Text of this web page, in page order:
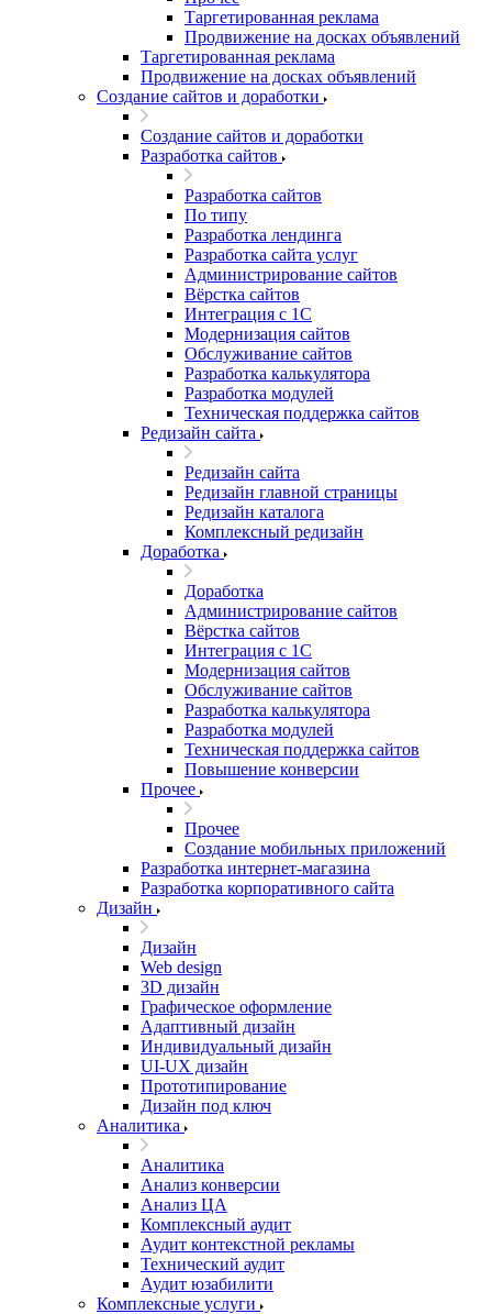
Таргетированная реклама
Продвижение на досках объявлений
Таргетированная реклама
Продвижение на досках объявлений
Создание сайтов и доработки
Создание сайтов и доработки
Разработка сайтов
Разработка сайтов
По типу
Разработка лендинга
Разработка сайта услуг
Администрирование сайтов
Вёрстка сайтов
Интеграция с 1С
Модернизация сайтов
Обслуживание сайтов
Разработка калькулятора
Разработка модулей
Техническая поддержка сайтов
Редизайн сайта
Редизайн сайта
Редизайн главной страницы
Редизайн каталога
Комплексный редизайн
Доработка
Доработка
Администрирование сайтов
Вёрстка сайтов
Интеграция с 1С
Модернизация сайтов
Обслуживание сайтов
Разработка калькулятора
Разработка модулей
Техническая поддержка сайтов
Повышение конверсии
Прочее
Прочее
Создание мобильных приложений
Разработка интернет-магазина
Разработка корпоративного сайта
Дизайн
Дизайн
Web design
3D дизайн
Графическое оформление
Адаптивный дизайн
Индивидуальный дизайн
UI‑UX дизайн
Прототипирование
Дизайн под ключ
Аналитика
Аналитика
Анализ конверсии
Анализ ЦА
Комплексный аудит
Аудит контекстной рекламы
Технический аудит
Аудит юзабилити
Комплексные услуги